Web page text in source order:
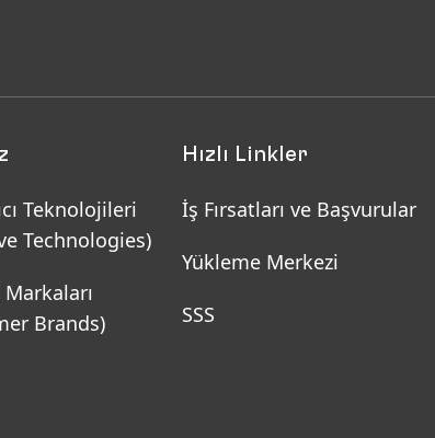
Teknolojileri
Technologies)
Brands)
Hızlı Linkler
İş Fırsatları ve Başvurular
Yükleme Merkezi
SSS